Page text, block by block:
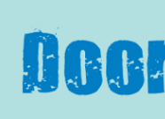
inhoud
springen